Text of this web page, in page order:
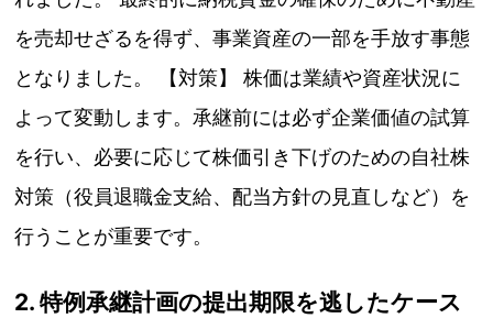
を売却せざるを得ず、事業資産の一部を手放す事態
となりました。 【対策】 株価は業績や資産状況に
よって変動します。承継前には必ず企業価値の試算
を行い、必要に応じて株価引き下げのための自社株
対策（役員退職金支給、配当方針の見直しなど）を
行うことが重要です。
2. 特例承継計画の提出期限を逃したケース